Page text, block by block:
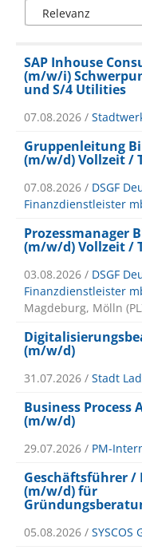
SAP Inhouse
(m/w/i)
und S/4 Utilities
07.08.2026 /
Gruppenleitung
(m/w/d) Vollzeit /
07.08.2026 / DSGF
Finanzdienstleister
Prozessmanager
(m/w/d) Vollzeit /
03.08.2026 / DSGF
Finanzdienstleister
Magdeburg, Mölln
(m/w/d)
31.07.2026 / Stadt
Business Process
(m/w/d)
29.07.2026 / PM-
Geschäftsführer /
(m/w/d) für
05.08.2026 / SYSCOS